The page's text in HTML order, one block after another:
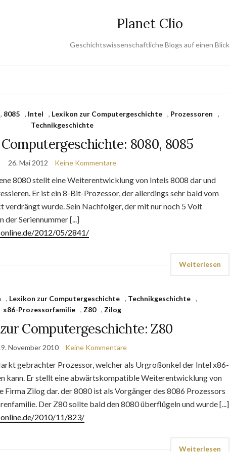
Planet Clio
Geschichtswissenschaftliche Blogs auf einen Blick
, 8085 , Intel , Lexikon zur Computergeschichte , Prozessoren
,
Technikgeschichte
8080, 8085
26. Mai 2012 Keine Kommentare
8080 stellt eine Weiterentwicklung von Intels 8008 dar und
Er ist ein 8-Bit-Prozessor, der allerdings sehr bald vom
wurde. Sein Nachfolger, der mit nur noch 5 Volt
der Seriennummer [...]
2012/05/2841/
Weiterlesen
, Lexikon zur Computergeschichte , Technikgeschichte ,
x86-Prozessorfamilie
, Z80 , Zilog
Computergeschichte: Z80
November 2010 Keine Kommentare
gebrachter Prozessor, welcher als Urgroßonkel der Intel x86-
kann. Er stellt eine abwärtskompatible Weiterentwicklung von
Firma Zilog dar. der 8080 ist als Vorgänger des 8086 Prozessors
Der Z80 sollte bald den 8080 überflügeln und wurde [...]
2010/11/823/
Weiterlesen